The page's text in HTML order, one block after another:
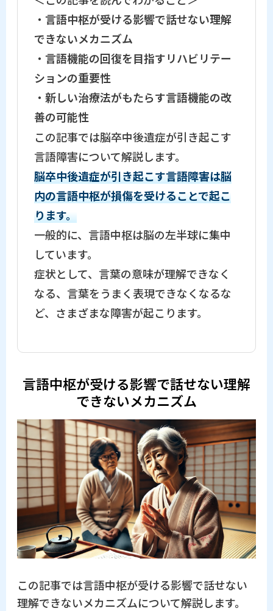
・ 言語中枢が受ける影響で話せない理解
できないメカニズム
・ 言語機能の回復を目指すリハビリテー
ションの重要性
・ 新しい治療法がもたらす言語機能の改
善の可能性
この記事では脳卒中後遺症が引き起こす
言語障害について解説します。
脳卒中後遺症が引き起こす言語障害は脳
内の言語中枢が損傷を受けることで起こ
ります。
一般的に、言語中枢は脳の左半球に集中
しています。
症状として、言葉の意味が理解できなく
なる、言葉をうまく表現できなくなるな
ど、さまざまな障害が起こります。
言語中枢が受ける影響で話せない理解
できないメカニズム
この記事では言語中枢が受ける影響で話せない
理解できないメカニズムについて解説します。